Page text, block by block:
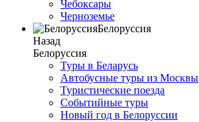
Чебоксары
Черноземье
Белоруссия
Назад
Белоруссия
Туры в Беларусь
Автобусные туры из Москвы
Туристические поезда
Событийные туры
Новый год в Белоруссии